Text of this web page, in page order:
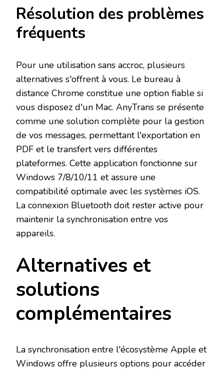
Résolution des problèmes
fréquents
Pour une utilisation sans accroc, plusieurs
alternatives s'offrent à vous. Le bureau à
distance Chrome constitue une option fiable si
vous disposez d'un Mac. AnyTrans se présente
comme une solution complète pour la gestion
de vos messages, permettant l'exportation en
PDF et le transfert vers différentes
plateformes. Cette application fonctionne sur
Windows 7/8/10/11 et assure une
compatibilité optimale avec les systèmes iOS.
La connexion Bluetooth doit rester active pour
maintenir la synchronisation entre vos
appareils.
Alternatives et
solutions
complémentaires
La synchronisation entre l'écosystème Apple et
Windows offre plusieurs options pour accéder